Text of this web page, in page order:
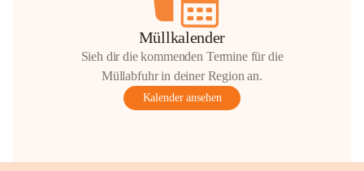
Müllkalender
Sieh dir die kommenden Termine für die
Müllabfuhr in deiner Region an.
Kalender ansehen